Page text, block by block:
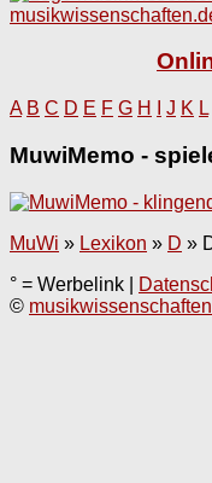
A B C D E F G H J K L
MuwiMemo -
MuWi » Lexikon » D »
° = Werbelink |
©